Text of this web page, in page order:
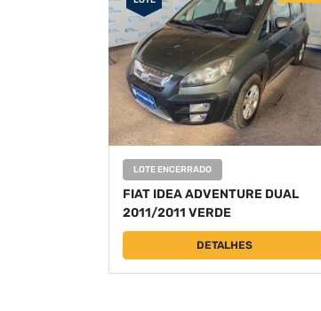
LOTE ENCERRADO
FIAT IDEA ADVENTURE DUAL
2011/2011 VERDE
DETALHES